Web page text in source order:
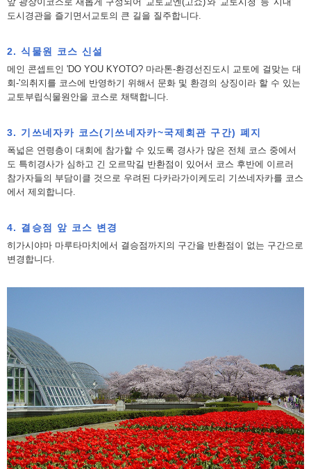
도시경관을 즐기면서교토의 큰 길을 질주합니다.
2. 식물원 코스 신설
메인 콘셉트인 'DO YOU KYOTO? 마라톤-환경선진도시 교토에 걸맞는 대
회-'의취지를 코스에 반영하기 위해서 문화 및 환경의 상징이라 할 수 있는
교토부립식물원안을 코스로 채택합니다.
3. 기쓰네자카 코스(기쓰네자카~국제회관 구간) 폐지
폭넓은 연령층이 대회에 참가할 수 있도록 경사가 많은 전체 코스 중에서
도 특히경사가 심하고 긴 오르막길 반환점이 있어서 코스 후반에 이르러
참가자들의 부담이클 것으로 우려된 다카라가이케도리 기쓰네자카를 코스
에서 제외합니다.
4. 결승점 앞 코스 변경
히가시야마 마루타마치에서 결승점까지의 구간을 반환점이 없는 구간으로
변경합니다.